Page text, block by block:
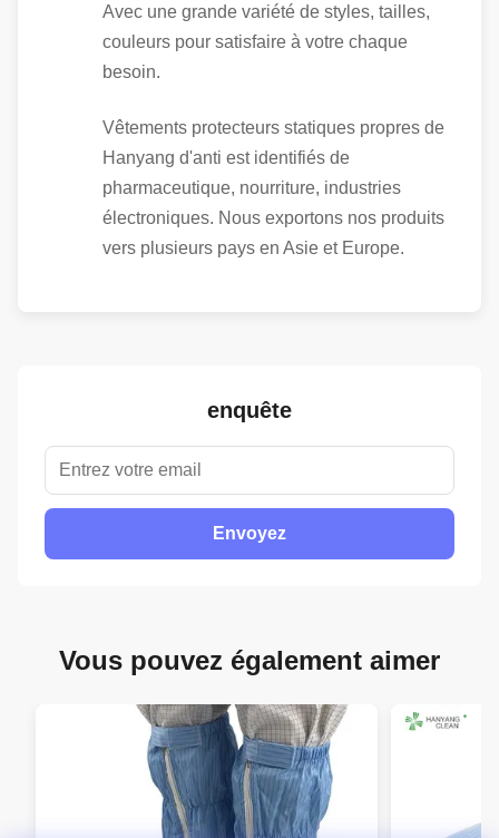
Avec une grande variété de styles, tailles,
couleurs pour satisfaire à votre chaque
besoin.
Vêtements protecteurs statiques propres de
Hanyang d'anti est identifiés de
pharmaceutique, nourriture, industries
électroniques. Nous exportons nos produits
vers plusieurs pays en Asie et Europe.
enquête
Envoyez
Vous pouvez également aimer